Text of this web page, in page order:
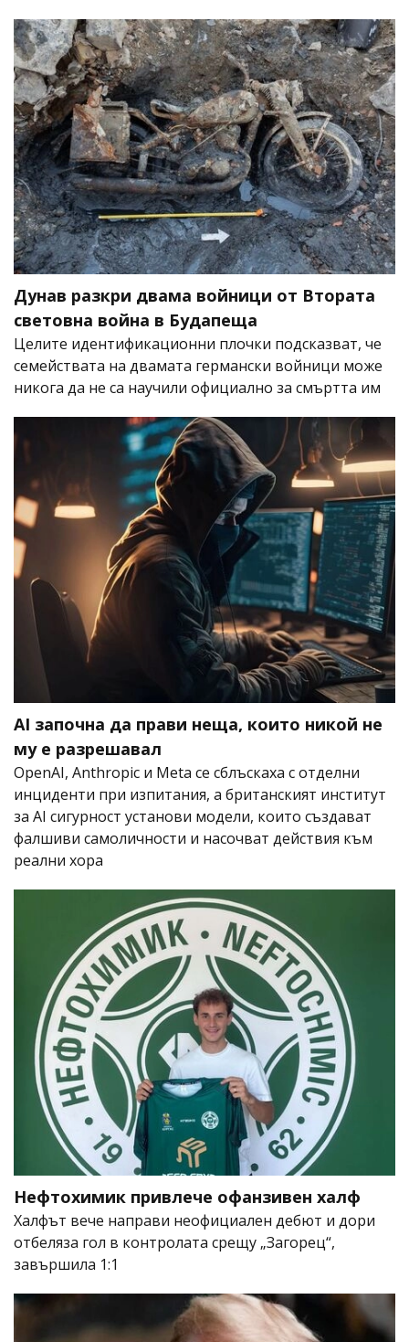
Дунав разкри двама войници от Втората
световна война в Будапеща
Целите идентификационни плочки подсказват, че
семействата на двамата германски войници може
никога да не са научили официално за смъртта им
AI започна да прави неща, които никой не
му е разрешавал
OpenAI, Anthropic и Meta се сблъскаха с отделни
инциденти при изпитания, а британският институт
за AI сигурност установи модели, които създават
фалшиви самоличности и насочват действия към
реални хора
Нефтохимик привлече офанзивен халф
Халфът вече направи неофициален дебют и дори
отбеляза гол в контролата срещу „Загорец“,
завършила 1:1